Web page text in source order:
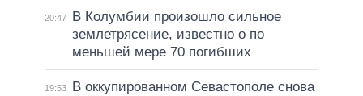
20:47
В Колумбии произошло сильное
землетрясение, известно о по
меньшей мере 70 погибших
19:53
В оккупированном Севастополе снова